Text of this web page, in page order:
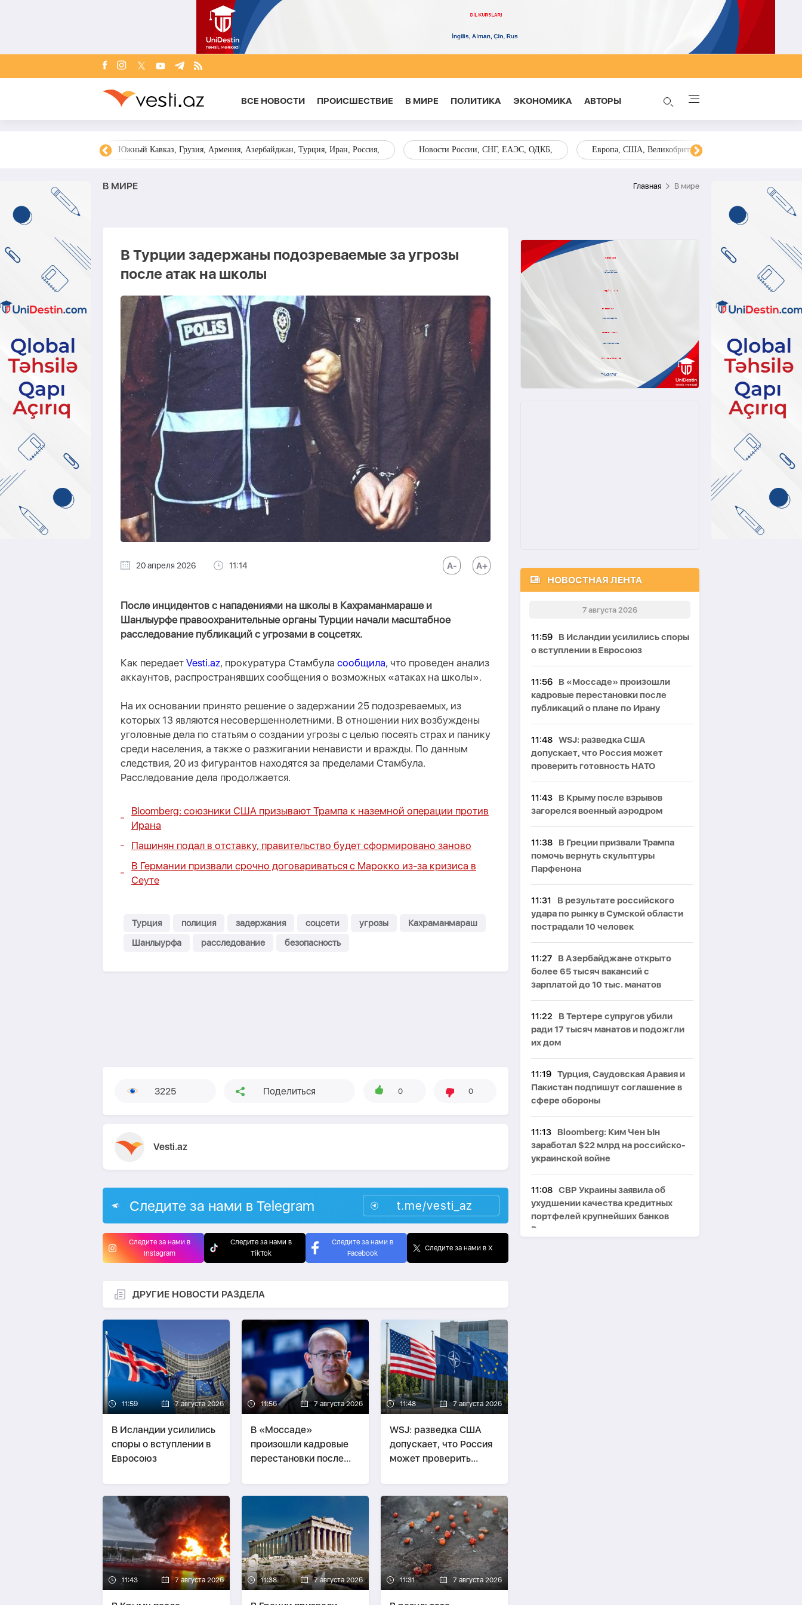
ВСЕ НОВОСТИ ПРОИСШЕСТВИЕ В МИРЕ ПОЛИТИКА ЭКОНОМИКА AВТОРЫ
Южный Кавказ, Грузия, Армения, Азербайджан, Турция, Иран, Россия, Новости России, СНГ, ЕАЭС, ОДКБ, Европа, США, Великобритания, Украина, Запад,
В МИРЕ Главная В мире
В Турции задержаны подозреваемые за угрозы
после атак на школы
20 апреля 2026 11:14
После инцидентов с нападениями на школы в Кахраманмараше и
Шанлыурфе правоохранительные органы Турции начали масштабное
расследование публикаций с угрозами в соцсетях.
Как передает Vesti.az, прокуратура Стамбула сообщила, что проведен анализ
аккаунтов, распространявших сообщения о возможных «атаках на школы».
На их основании принято решение о задержании 25 подозреваемых, из
которых 13 являются несовершеннолетними. В отношении них возбуждены
уголовные дела по статьям о создании угрозы с целью посеять страх и панику
среди населения, а также о разжигании ненависти и вражды. По данным
следствия, 20 из фигурантов находятся за пределами Стамбула.
Расследование дела продолжается.
Bloomberg: союзники США призывают Трампа к наземной операции против
Ирана
Пашинян подал в отставку, правительство будет сформировано заново
В Германии призвали срочно договариваться с Марокко из-за кризиса в
Сеуте
Турция полиция задержания соцсети угрозы
Кахраманмараш
Шанлыурфа
расследование безопасность
3225 Поделиться 0 0
Vesti.az
Следите за нами в Telegram t.me/vesti_az
Следите за нами в
Instagram
Следите за нами в
TikTok
Следите за нами в
Facebook
Следите за нами в X
ДРУГИЕ НОВОСТИ РАЗДЕЛА
11:59 7 августа 2026
В Исландии усилились
споры о вступлении в
Евросоюз
11:56 7 августа 2026
В «Моссаде»
произошли кадровые
перестановки после
Ирану
11:48 7 августа 2026
WSJ: разведка США
допускает, что Россия
может проверить
11:43 7 августа 2026 11:38 7 августа 2026 11:31 7 августа 2026
НОВОСТНАЯ ЛЕНТА
7 августа 2026
11:59
В Исландии усилились споры
о вступлении в Евросоюз
11:56
В «Моссаде» произошли
кадровые перестановки после
публикаций о плане по Ирану
11:48 WSJ: разведка США
допускает, что Россия может
проверить готовность НАТО
11:43
В Крыму после взрывов
загорелся военный аэродром
11:38
В Греции призвали Трампа
помочь вернуть скульптуры
Парфенона
11:31
В результате российского
удара по рынку в Сумской области
пострадали 10 человек
11:27
В Азербайджане открыто
более 65 тысяч вакансий с
зарплатой до 10 тыс. манатов
11:22
В Тертере супругов убили
ради 17 тысяч манатов и подожгли
их дом
11:19 Турция, Саудовская Аравия и
Пакистан подпишут соглашение в
сфере обороны
11:13
Bloomberg: Ким Чен Ын
заработал $22 млрд на российско-
украинской войне
11:08 СВР Украины заявила об
ухудшении качества кредитных
портфелей крупнейших банков
России